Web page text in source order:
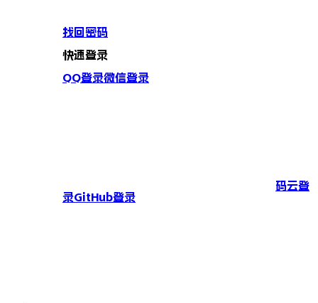
找回密码
快速登录
QQ登录微信登录
码云登
录GitHub登录